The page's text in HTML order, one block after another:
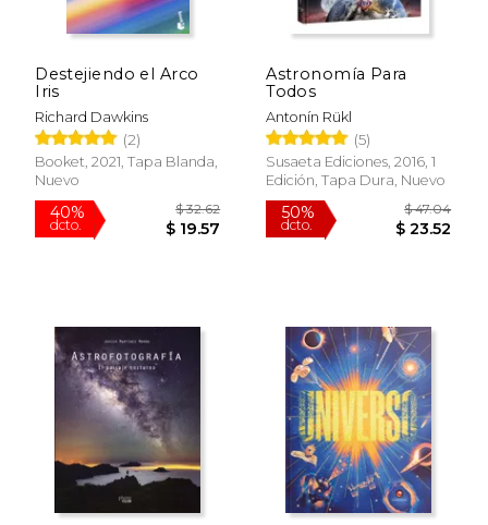
Destejiendo el Arco
Iris
Richard Dawkins
(2)
Booket, 2021, Tapa Blanda,
Nuevo
40%
dcto.
Astronomía Para
Todos
Antonín Rükl
(5)
Susaeta Ediciones, 2016, 1
Edición, Tapa Dura, Nuevo
50%
dcto.